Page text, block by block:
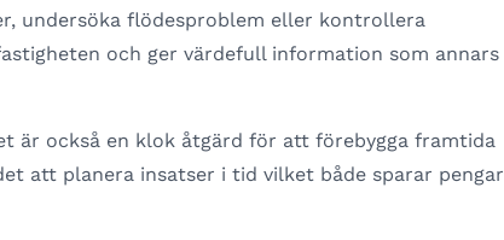
undersöka flödesproblem eller kontrollera
och ger värdefull information som annars
är också en klok åtgärd för att förebygga framtida
att planera insatser i tid vilket både sparar pengar